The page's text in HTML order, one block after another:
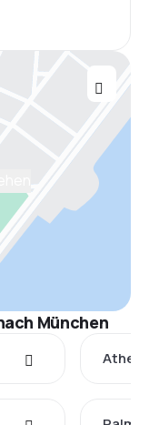
München
Athen